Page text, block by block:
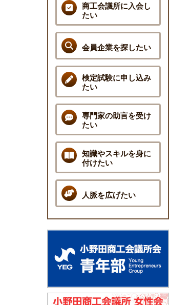
商工会議所に入会し
たい
会員企業を探したい
検定試験に申し込み
たい
専門家の助言を受け
たい
知識やスキルを身に
付けたい
人脈を広げたい